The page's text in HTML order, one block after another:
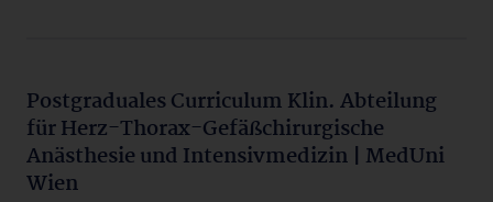
Postgraduales Curriculum Klin. Abteilung
für Herz-Thorax-Gefäßchirurgische
Anästhesie und Intensivmedizin | MedUni
Wien